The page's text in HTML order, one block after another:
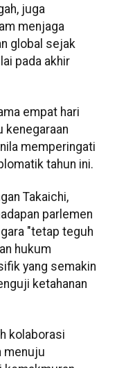
juga
menjaga
global sejak
pada akhir
empat hari
kenegaraan
memperingati
tahun ini.
Takaichi,
parlemen
"tetap teguh
hukum
yang semakin
ketahanan
kolaborasi
menuju